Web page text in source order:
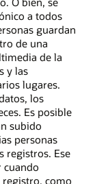
a todos
guardan
de una
de la
y las
lugares.
los
Es posible
subido
personas
registros. Ese
cuando
como